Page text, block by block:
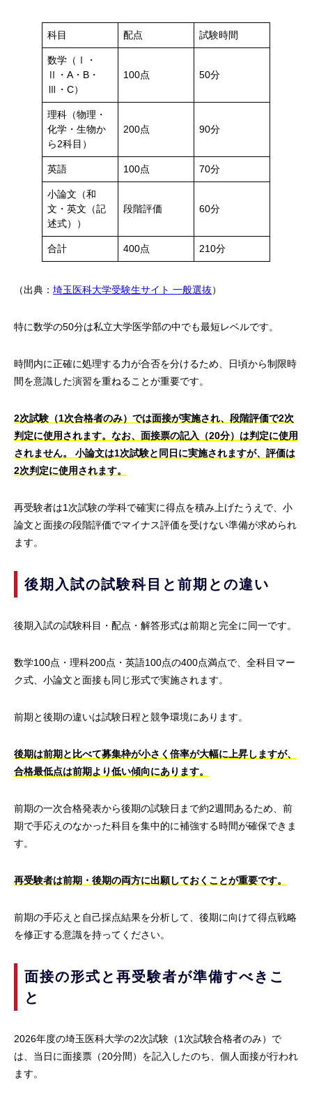
科目 配点 試験時間
数学（Ⅰ・
Ⅱ・A・B・
Ⅲ・C）
100点 50分
理科（物理・
化学・生物か
ら2科目）
200点 90分
英語 100点 70分
小論文（和
文・英文（記
述式））
段階評価 60分
合計 400点 210分
（出典： 埼玉医科大学受験生サイト 一般選抜）
特に数学の50分は私立大学医学部の中でも最短レベルです。
時間内に正確に処理する力が合否を分けるため、日頃から制限時
間を意識した演習を重ねることが重要です。
2次試験（1次合格者のみ）では面接が実施され、段階評価で2次
判定に使用されます。なお、面接票の記入（20分）は判定に使用
されません。 小論文は1次試験と同日に実施されますが、評価は
2次判定に使用されます。
再受験者は1次試験の学科で確実に得点を積み上げたうえで、小
論文と面接の段階評価でマイナス評価を受けない準備が求められ
ます。
後期入試の試験科目と前期との違い
後期入試の試験科目・配点・解答形式は前期と完全に同一です。
数学100点・理科200点・英語100点の400点満点で、全科目マー
ク式、小論文と面接も同じ形式で実施されます。
前期と後期の違いは試験日程と競争環境にあります。
後期は前期と比べて募集枠が小さく倍率が大幅に上昇しますが、
合格最低点は前期より低い傾向にあります。
前期の一次合格発表から後期の試験日まで約2週間あるため、前
期で手応えのなかった科目を集中的に補強する時間が確保できま
す。
再受験者は前期・後期の両方に出願しておくことが重要です。
前期の手応えと自己採点結果を分析して、後期に向けて得点戦略
を修正する意識を持ってください。
面接の形式と再受験者が準備すべきこ
と
2026年度の埼玉医科大学の2次試験（1次試験合格者のみ）で
は、当日に面接票（20分間）を記入したのち、個人面接が行われ
ます。